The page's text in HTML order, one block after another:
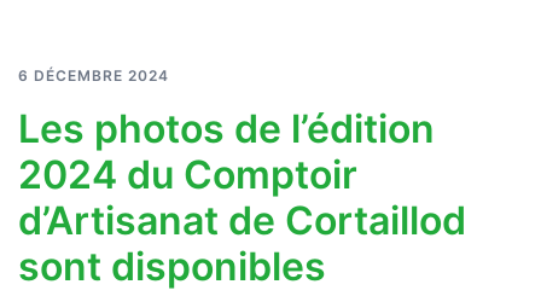
6 DÉCEMBRE 2024
Les photos de l’édition
2024 du Comptoir
d’Artisanat de Cortaillod
sont disponibles